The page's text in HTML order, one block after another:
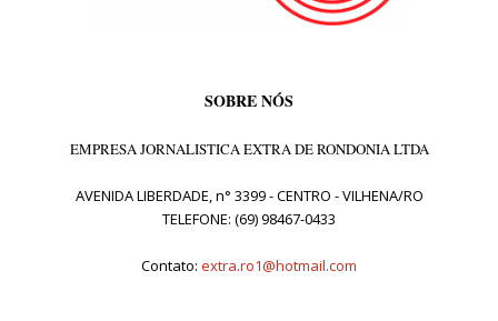
SOBRE NÓS
EMPRESA JORNALISTICA EXTRA DE RONDONIA LTDA
AVENIDA LIBERDADE, n° 3399 - CENTRO - VILHENA/RO
TELEFONE: (69) 98467-0433
Contato: extra.ro1@hotmail.com